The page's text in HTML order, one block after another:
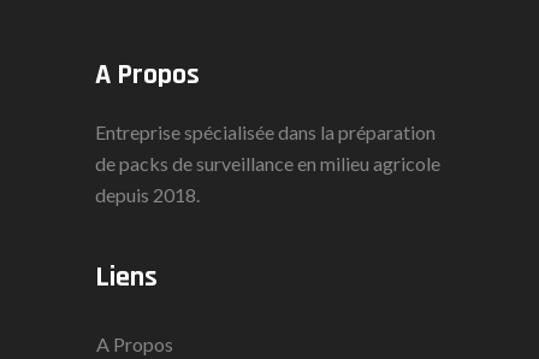
A Propos
Entreprise spécialisée dans la préparation
de packs de surveillance en milieu agricole
depuis 2018.
Liens
A Propos